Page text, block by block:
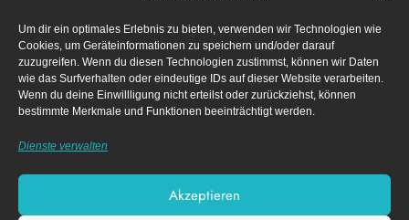
Um dir ein optimales Erlebnis zu bieten, verwenden wir Technologien wie
Cookies, um Geräteinformationen zu speichern und/oder darauf
zuzugreifen. Wenn du diesen Technologien zustimmst, können wir Daten
wie das Surfverhalten oder eindeutige IDs auf dieser Website verarbeiten.
Wenn du deine Einwillligung nicht erteilst oder zurückziehst, können
bestimmte Merkmale und Funktionen beeinträchtigt werden.
Dienste verwalten
Akzeptieren
Neueste Kommentare
Archiv